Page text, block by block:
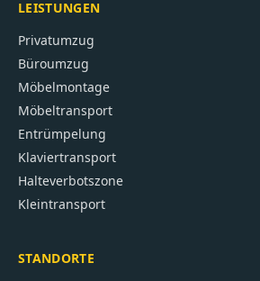
LEISTUNGEN
Privatumzug
Büroumzug
Möbelmontage
Möbeltransport
Entrümpelung
Klaviertransport
Halteverbotszone
Kleintransport
STANDORTE